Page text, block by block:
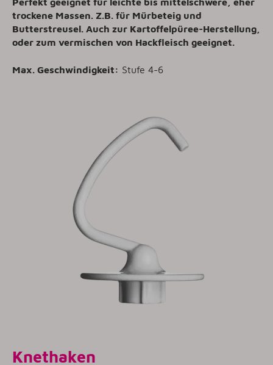
trockene Massen. Z.B. für Mürbeteig und
Butterstreusel. Auch zur Kartoffelpüree-Herstellung,
oder zum vermischen von Hackfleisch geeignet.
Max. Geschwindigkeit: Stufe 4-6
Knethaken